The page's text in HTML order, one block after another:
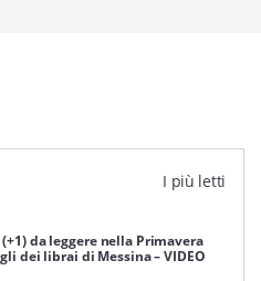
I più letti
da leggere nella Primavera
dei librai di Messina – VIDEO